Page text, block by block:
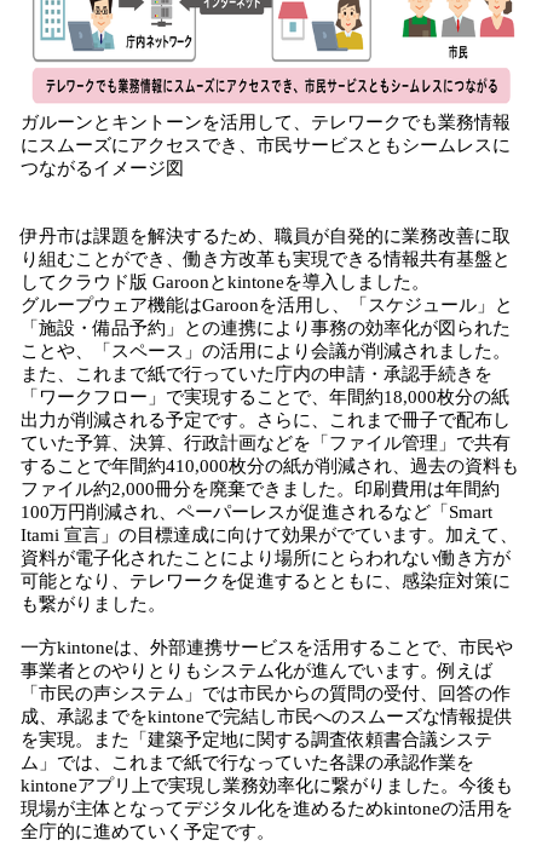
ガルーンとキントーンを活用して、テレワークでも業務情報
にスムーズにアクセスでき、市民サービスともシームレスに
つながるイメージ図
伊丹市は課題を解決するため、職員が自発的に業務改善に取
り組むことができ、働き方改革も実現できる情報共有基盤と
してクラウド版 Garoonとkintoneを導入しました。
グループウェア機能はGaroonを活用し、「スケジュール」と
「施設・備品予約」との連携により事務の効率化が図られた
ことや、「スペース」の活用により会議が削減されました。
また、これまで紙で行っていた庁内の申請・承認手続きを
「ワークフロー」で実現することで、年間約18,000枚分の紙
出力が削減される予定です。さらに、これまで冊子で配布し
ていた予算、決算、行政計画などを「ファイル管理」で共有
することで年間約410,000枚分の紙が削減され、過去の資料も
ファイル約2,000冊分を廃棄できました。印刷費用は年間約
100万円削減され、ペーパーレスが促進されるなど「Smart
Itami 宣言」の目標達成に向けて効果がでています。加えて、
資料が電子化されたことにより場所にとらわれない働き方が
可能となり、テレワークを促進するとともに、感染症対策に
も繋がりました。
一方kintoneは、外部連携サービスを活用することで、市民や
事業者とのやりとりもシステム化が進んでいます。例えば
「市民の声システム」では市民からの質問の受付、回答の作
成、承認までをkintoneで完結し市民へのスムーズな情報提供
を実現。また「建築予定地に関する調査依頼書合議システ
ム」では、これまで紙で行なっていた各課の承認作業を
kintoneアプリ上で実現し業務効率化に繋がりました。今後も
現場が主体となってデジタル化を進めるためkintoneの活用を
全庁的に進めていく予定です。